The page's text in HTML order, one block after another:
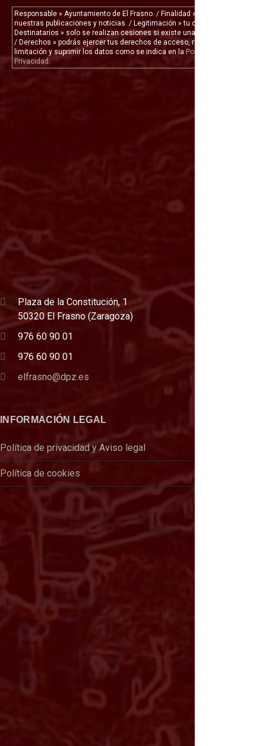
Responsable » Ayuntamiento de El Frasno. / Finalidad » enviarte
nuestras publicaciones y noticias. / Legitimación » tu consentimiento. /
Destinatarios » solo se realizan cesiones si existe una obligación legal.
/ Derechos » podrás ejercer tus derechos de acceso, rectificación,
limitación y suprimir los datos como se indica en la Política de
Privacidad
Plaza de la Constitución, 1
50320 El Frasno (Zaragoza)
976 60 90 01
976 60 90 01
elfrasno@dpz.es
INFORMACIÓN LEGAL
Política de privacidad y Aviso legal
Política de cookies